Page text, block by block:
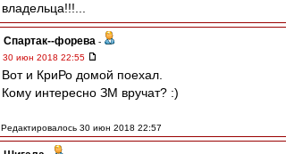
владельца!!!...
Cпартак--форева -
30 июн 2018 22:55
Вот и КриРо домой поехал.
Кому интересно ЗМ вручат? :)
Редактировалось 30 июн 2018 22:57